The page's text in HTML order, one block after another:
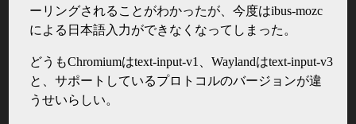
ーリングされることがわかったが、今度はibus-mozc
による日本語入力ができなくなってしまった。
どうもChromiumはtext-input-v1、Waylandはtext-input-v3
と、サポートしているプロトコルのバージョンが違
うせいらしい。